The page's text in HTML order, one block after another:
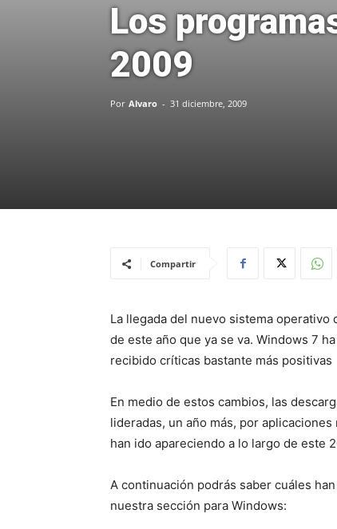
Los
2009
Por Alvaro - 31 diciembre, 2009
Compartir
La llegada del nuevo sistema operativo
de este año que ya se va. Windows 7
recibido críticas bastante más
En medio de estos cambios, las
lideradas, un año más, por
han ido apareciendo a lo largo de este
A continuación podrás saber cuáles
nuestra sección para Windows: